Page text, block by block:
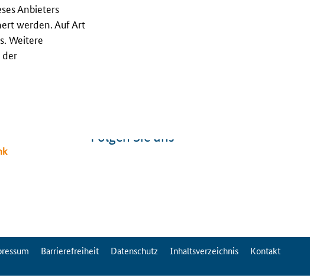
Anbieters
werden. Auf Art
Weitere
der
Folgen Sie uns
Barrierefreiheit Datenschutz Inhaltsverzeichnis Kontakt